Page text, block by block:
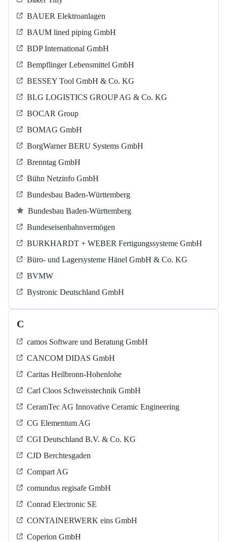
BAUER Elektroanlagen
BAUM lined piping GmbH
BDP International GmbH
Bempflinger Lebensmittel GmbH
BESSEY Tool GmbH & Co. KG
BLG LOGISTICS GROUP AG & Co. KG
BOCAR Group
BOMAG GmbH
BorgWarner BERU Systems GmbH
Brenntag GmbH
Bühn Netzinfo GmbH
Bundesbau Baden-Württemberg
Bundesbau Baden-Württemberg
Bundeseisenbahnvermögen
BURKHARDT + WEBER Fertigungssysteme GmbH
Büro- und Lagersysteme Hänel GmbH & Co. KG
BVMW
Bystronic Deutschland GmbH
C
camos Software und Beratung GmbH
CANCOM DIDAS GmbH
Caritas Heilbronn-Hohenlohe
Carl Cloos Schweisstechnik GmbH
CeramTec AG Innovative Ceramic Engineering
CG Elementum AG
CGI Deutschland B.V. & Co. KG
CJD Berchtesgaden
Compart AG
comundus regisafe GmbH
Conrad Electronic SE
CONTAINERWERK eins GmbH
Coperion GmbH